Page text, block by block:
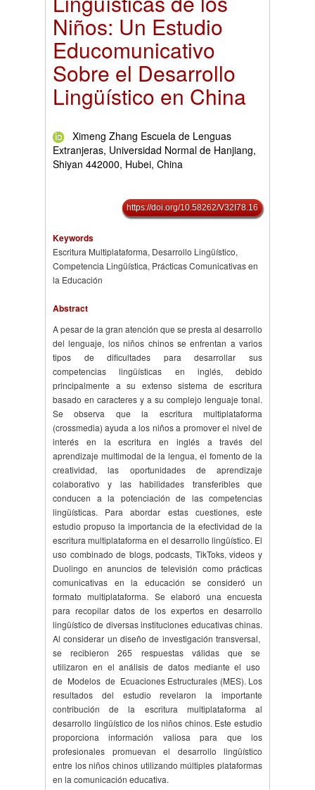
Niños: Un Estudio
Educomunicativo
Sobre el Desarrollo
Lingüístico en China
Ximeng Zhang Escuela de Lenguas
Extranjeras, Universidad Normal de Hanjiang,
Shiyan 442000, Hubei, China
https://doi.org/10.58262/V32I78.16
Keywords
Escritura Multiplataforma, Desarrollo Lingüístico,
Competencia Lingüística, Prácticas Comunicativas en
la Educación
Abstract
A pesar de la gran atención que se presta al desarrollo
del lenguaje, los niños chinos se enfrentan a varios
tipos de dificultades para desarrollar sus
competencias lingüísticas en inglés, debido
principalmente a su extenso sistema de escritura
basado en caracteres y a su complejo lenguaje tonal.
Se observa que la escritura multiplataforma
(crossmedia) ayuda a los niños a promover el nivel de
interés en la escritura en inglés a través del
aprendizaje multimodal de la lengua, el fomento de la
creatividad, las oportunidades de aprendizaje
colaborativo y las habilidades transferibles que
conducen a la potenciación de las competencias
lingüísticas. Para abordar estas cuestiones, este
estudio propuso la importancia de la efectividad de la
escritura multiplataforma en el desarrollo lingüístico. El
uso combinado de blogs, podcasts, TikToks, videos y
Duolingo en anuncios de televisión como prácticas
comunicativas en la educación se consideró un
formato multiplataforma. Se elaboró una encuesta
para recopilar datos de los expertos en desarrollo
lingüístico de diversas instituciones educativas chinas.
Al considerar un diseño de investigación transversal,
se recibieron 265 respuestas válidas que se
utilizaron en el análisis de datos mediante el uso
de Modelos de Ecuaciones Estructurales (MES). Los
resultados del estudio revelaron la importante
contribución de la escritura multiplataforma al
desarrollo lingüístico de los niños chinos. Este estudio
proporciona información valiosa para que los
profesionales promuevan el desarrollo lingüístico
entre los niños chinos utilizando múltiples plataformas
en la comunicación educativa.